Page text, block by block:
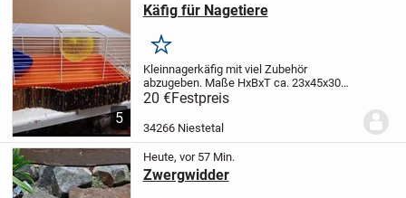
5
Käfig für Nagetiere
Merken
Kleinnagerkäfig mit viel Zubehör
abzugeben. Maße HxBxT ca. 23x45x30
cm Für nähere Infos siehe Fotos
20 €Festpreis
34266 Niestetal
Heute, vor 57 Min.
Zwergwidder